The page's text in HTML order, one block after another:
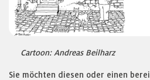
Cartoon: Andreas Beilharz
Sie möchten diesen oder einen